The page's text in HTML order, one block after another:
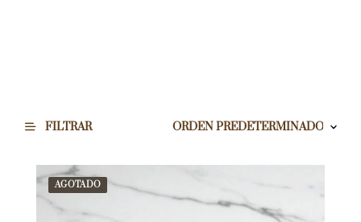
FILTRAR
AGOTADO